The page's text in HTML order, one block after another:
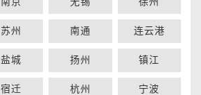
苏州 南通 连云港
盐城 扬州 镇江
宿迁 杭州 宁波